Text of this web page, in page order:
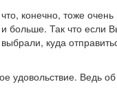
конечно, тоже
Так что если
куда
удовольствие. Ведь